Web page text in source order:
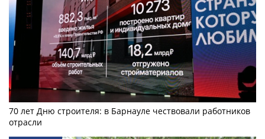
70 лет Дню строителя: в Барнауле чествовали работников
отрасли